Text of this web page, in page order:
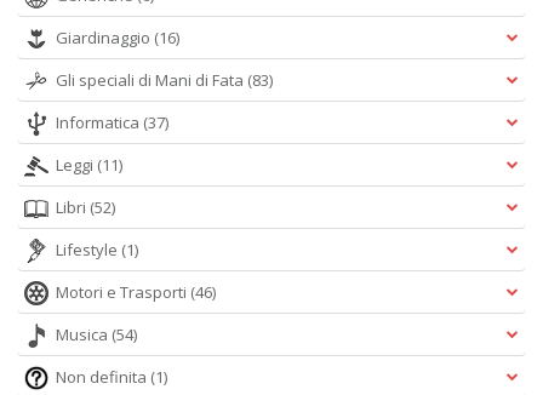
Giardinaggio (16)
Gli speciali di Mani di Fata (83)
Informatica (37)
Leggi (11)
Libri (52)
Lifestyle (1)
Motori e Trasporti (46)
Musica (54)
Non definita (1)